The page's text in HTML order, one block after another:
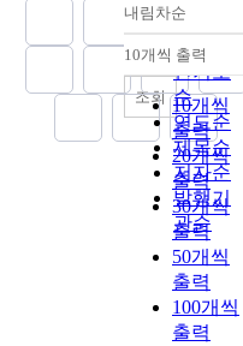
정확도
순
인기도
순
연도순
제목순
저자순
발행기
관순
내림차순
내림차
10개씩 출력
10개씩
출력
20개씩
출력
30개씩
출력
50개씩
출력
100개씩
출력
조회